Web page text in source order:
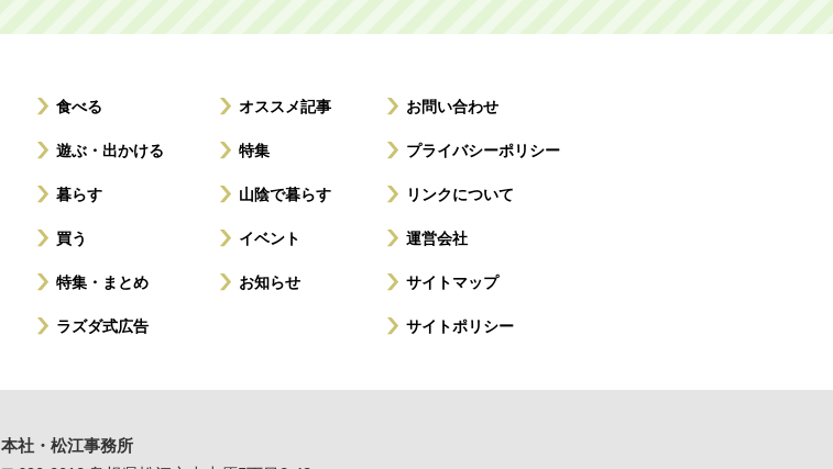
食べる
遊ぶ・出かける
暮らす
買う
特集・まとめ
ラズダ式広告
オススメ記事
特集
山陰で暮らす
イベント
お知らせ
お問い合わせ
プライバシーポリシー
リンクについて
運営会社
サイトマップ
サイトポリシー
本社・松江事務所